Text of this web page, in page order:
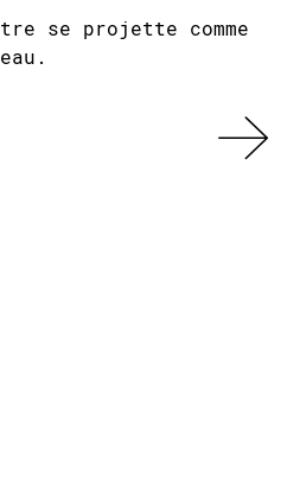
se projette comme